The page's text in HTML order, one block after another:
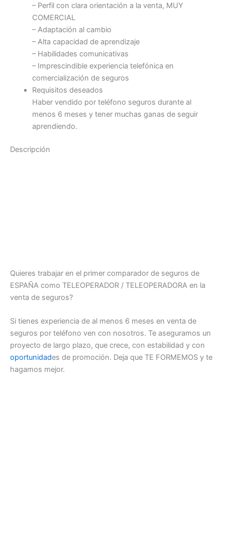
– Perfil con clara orientación a la venta, MUY
COMERCIAL
– Adaptación al cambio
– Alta capacidad de aprendizaje
– Habilidades comunicativas
– Imprescindible experiencia telefónica en
comercialización de seguros
Requisitos deseados
Haber vendido por teléfono seguros durante al
menos 6 meses y tener muchas ganas de seguir
aprendiendo.
Descripción
Quieres trabajar en el primer comparador de seguros de
ESPAÑA como TELEOPERADOR / TELEOPERADORA en la
venta de seguros?
Si tienes experiencia de al menos 6 meses en venta de
seguros por teléfono ven con nosotros. Te aseguramos un
proyecto de largo plazo, que crece, con estabilidad y con
oportunidades de promoción. Deja que TE FORMEMOS y te
hagamos mejor.